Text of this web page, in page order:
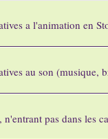
a l'animation en
au son (musique,
pas dans les